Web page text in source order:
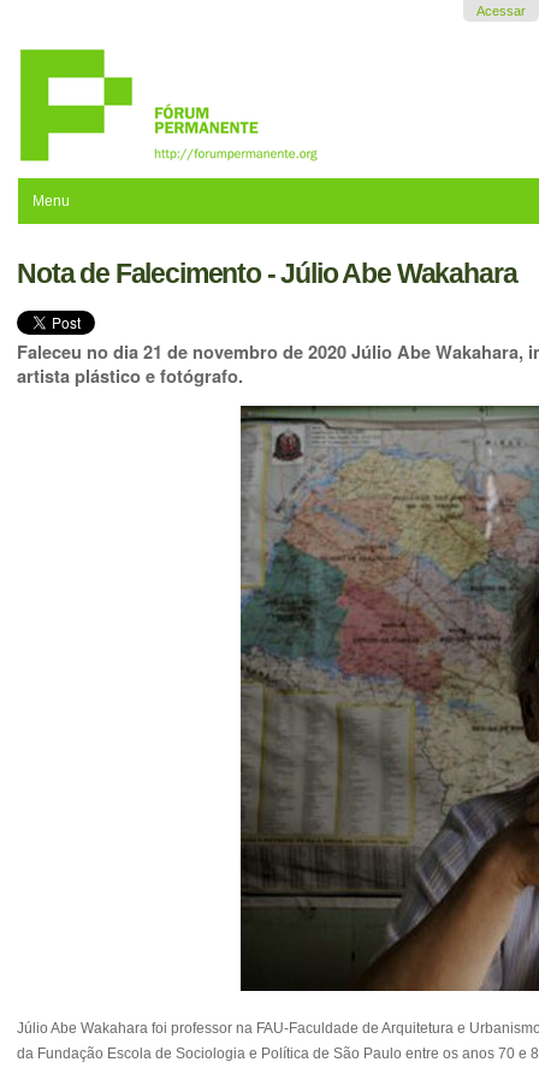
navegação
Acessar
Menu
Nota de Falecimento - Júlio Abe Wakahara
Faleceu no dia 21 de novembro de 2020 Júlio Abe
artista plástico e fotógrafo.
Júlio Abe Wakahara foi professor na FAU-Faculdade de Arquitetura e
da Fundação Escola de Sociologia e Política de São Paulo entre os anos 70 e